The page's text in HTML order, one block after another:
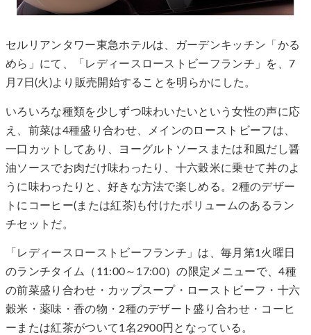
セルリアンタワー東急ホテルは、ガーデンキッチン「かる
めら」にて、「レディースローストビーフランチ」を、7
月7日(火)より販売開始することを明らかにした。
いろいろな種類を少しずつ味わいたいという女性の声に応
え、前菜は4種盛り合わせ、メインのローストビーフは、
一口カットしてあり、ヨーグルトソースまたは和風だし醤
油ソースでお肉だけ味わったり、十六穀米に乗せて丼のよ
うに味わったりと、好きな方法で楽しめる。2種のデザー
トにコーヒー(または紅茶)も付けたボリュームのあるラン
チセットだ。
「レディースローストビーフランチ」は、毎月第1火曜日
のランチタイム（11:00～17:00）の限定メニューで、4種
の前菜盛り合わせ・カップスープ・ローストビーフ・十六
穀米・薬味・香の物・2種のデザート盛り合わせ・コーヒ
ーまたは紅茶がついて1名2900円となっている。